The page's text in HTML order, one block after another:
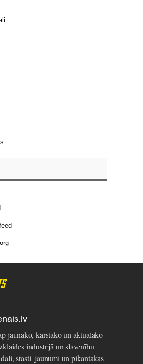
jaunāko, karstāko un aktuālāko
industrijā un slavenību
stāsti, jaunumi un pikantākās